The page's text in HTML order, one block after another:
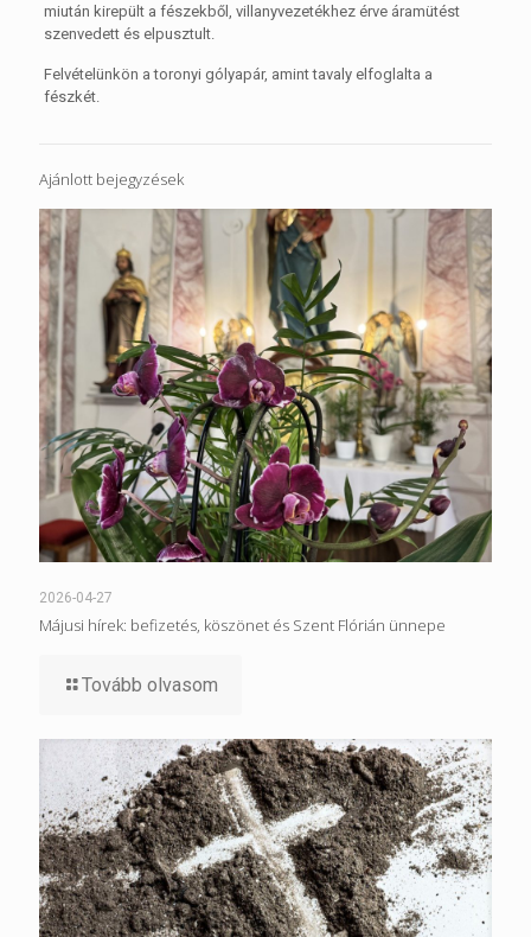
miután kirepült a fészekből, villanyvezetékhez érve áramütést
szenvedett és elpusztult.
Felvételünkön a toronyi gólyapár, amint tavaly elfoglalta a
fészkét.
Ajánlott bejegyzések
2026-04-27
Májusi hírek: befizetés, köszönet és Szent Flórián ünnepe
Tovább olvasom